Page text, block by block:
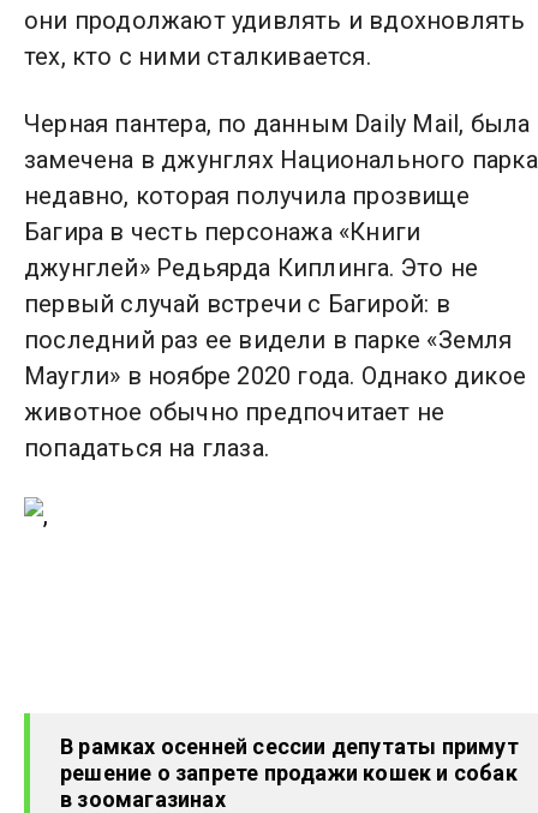
они продолжают удивлять и вдохновлять
тех, кто с ними сталкивается.
Черная пантера, по данным Daily Mail, была
замечена в джунглях Национального парка
недавно, которая получила прозвище
Багира в честь персонажа «Книги
джунглей» Редьярда Киплинга. Это не
первый случай встречи с Багирой: в
последний раз ее видели в парке «Земля
Маугли» в ноябре 2020 года. Однако дикое
животное обычно предпочитает не
попадаться на глаза.
В рамках осенней сессии депутаты примут
решение о запрете продажи кошек и собак
в зоомагазинах